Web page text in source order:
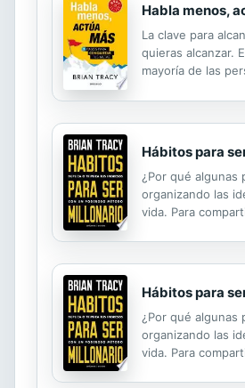
Habla menos,
La clave para
quieras alcanzar.
mayoría de las
Hábitos para
¿Por qué
organizando las
vida. Para
Hábitos para
¿Por qué
organizando las
vida. Para